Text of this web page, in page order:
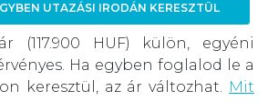
UTAZÁSI IRODÁN KERESZTÜL
(117.900 HUF) külön, egyéni
Ha egyben foglalod le a
keresztül, az ár változhat. Mit